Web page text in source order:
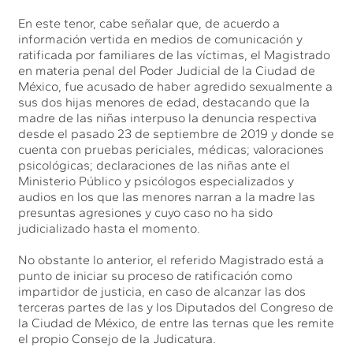
En este tenor, cabe señalar que, de acuerdo a
información vertida en medios de comunicación y
ratificada por familiares de las víctimas, el Magistrado
en materia penal del Poder Judicial de la Ciudad de
México, fue acusado de haber agredido sexualmente a
sus dos hijas menores de edad, destacando que la
madre de las niñas interpuso la denuncia respectiva
desde el pasado 23 de septiembre de 2019 y donde se
cuenta con pruebas periciales, médicas; valoraciones
psicológicas; declaraciones de las niñas ante el
Ministerio Público y psicólogos especializados y
audios en los que las menores narran a la madre las
presuntas agresiones y cuyo caso no ha sido
judicializado hasta el momento.
No obstante lo anterior, el referido Magistrado está a
punto de iniciar su proceso de ratificación como
impartidor de justicia, en caso de alcanzar las dos
terceras partes de las y los Diputados del Congreso de
la Ciudad de México, de entre las ternas que les remite
el propio Consejo de la Judicatura.